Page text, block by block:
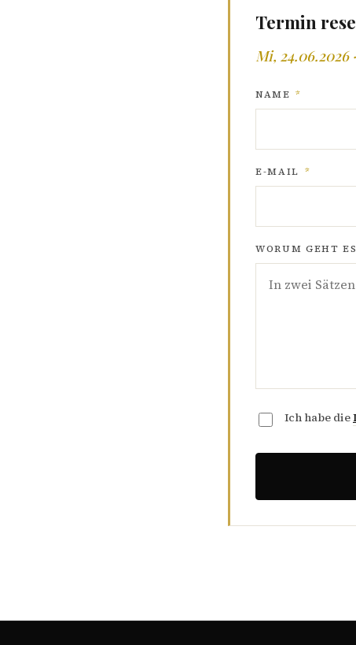
Termin
Mi, 24.06.2026
NAME *
E-MAIL *
WORUM GEHT
Ich habe die